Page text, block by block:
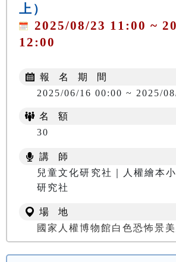
上）
2025/08/23 11:00 ~
12:00
報 名 期 間
2025/06/16 00:00 ~ 2025/
名 額
30
講 師
兒童文化研究社｜人權繪本
研究社
場 地
國家人權博物館白色恐怖景